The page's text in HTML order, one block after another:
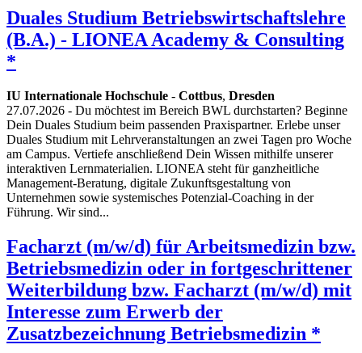
Duales Studium Betriebswirtschaftslehre
(B.A.) - LIONEA Academy & Consulting
*
IU Internationale Hochschule - Cottbus, Dresden
27.07.2026 - Du möchtest im Bereich BWL durchstarten? Beginne
Dein Duales Studium beim passenden Praxispartner. Erlebe unser
Duales Studium mit Lehrveranstaltungen an zwei Tagen pro Woche
am Campus. Vertiefe anschließend Dein Wissen mithilfe unserer
interaktiven Lernmaterialien. LIONEA steht für ganzheitliche
Management-Beratung, digitale Zukunftsgestaltung von
Unternehmen sowie systemisches Potenzial-Coaching in der
Führung. Wir sind...
Facharzt (m/w/d) für Arbeitsmedizin bzw.
Betriebsmedizin oder in fortgeschrittener
Weiterbildung bzw. Facharzt (m/w/d) mit
Interesse zum Erwerb der
Zusatzbezeichnung Betriebsmedizin *